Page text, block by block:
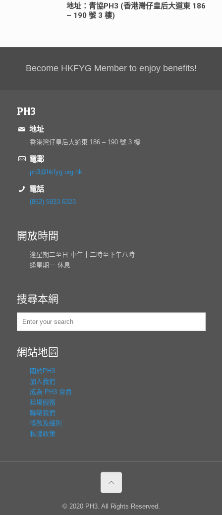
地址：青協PH3 (香港灣仔皇后大道東 186
– 190 號 3 樓)
Become HKFYG Member to enjoy benefits!
PH3
地址
香港灣仔皇后大道東 186 – 190 號 3 樓
電郵
ph3@hkfyg.org.hk
電話
(852) 5933 6323
開放時間
逢星期二至日 中午十二時至下午八時
逢星期一 休息
搜尋本網
網站地圖
關於PH3
加入我們
成為 PH3 會員
租場服務
聯絡我們
條款及細則
私隱政策
© 2020 PH3. All Rights Reserved.